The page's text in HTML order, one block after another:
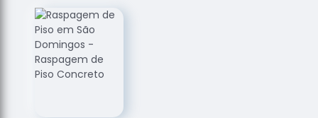
de Madeira
Loja de
Assoalhos
Raspagem